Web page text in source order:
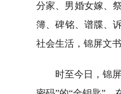
分家、男婚女嫁、
簿、碑铭、谱牒、
社会生活，锦屏文
时至今日，锦屏